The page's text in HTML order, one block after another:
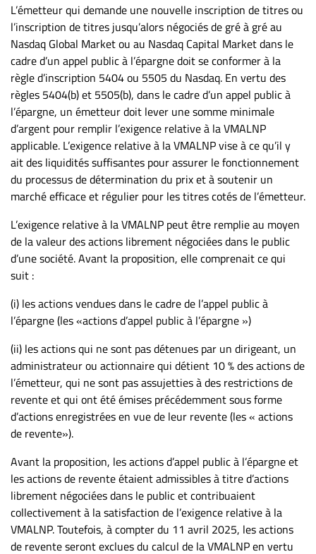
L’émetteur qui demande une nouvelle inscription de titres ou
l’inscription de titres jusqu’alors négociés de gré à gré au
Nasdaq Global Market ou au Nasdaq Capital Market dans le
cadre d’un appel public à l’épargne doit se conformer à la
règle d’inscription 5404 ou 5505 du Nasdaq. En vertu des
règles 5404(b) et 5505(b), dans le cadre d’un appel public à
l’épargne, un émetteur doit lever une somme minimale
d’argent pour remplir l’exigence relative à la VMALNP
applicable. L’exigence relative à la VMALNP vise à ce qu’il y
ait des liquidités suffisantes pour assurer le fonctionnement
du processus de détermination du prix et à soutenir un
marché efficace et régulier pour les titres cotés de l’émetteur.
L’exigence relative à la VMALNP peut être remplie au moyen
de la valeur des actions librement négociées dans le public
d’une société. Avant la proposition, elle comprenait ce qui
suit :
(i) les actions vendues dans le cadre de l’appel public à
l’épargne (les «actions d’appel public à l’épargne »)
(ii) les actions qui ne sont pas détenues par un dirigeant, un
administrateur ou actionnaire qui détient 10 % des actions de
l’émetteur, qui ne sont pas assujetties à des restrictions de
revente et qui ont été émises précédemment sous forme
d’actions enregistrées en vue de leur revente (les « actions
de revente»).
Avant la proposition, les actions d’appel public à l’épargne et
les actions de revente étaient admissibles à titre d’actions
librement négociées dans le public et contribuaient
collectivement à la satisfaction de l’exigence relative à la
VMALNP. Toutefois, à compter du 11 avril 2025, les actions
de revente seront exclues du calcul de la VMALNP en vertu